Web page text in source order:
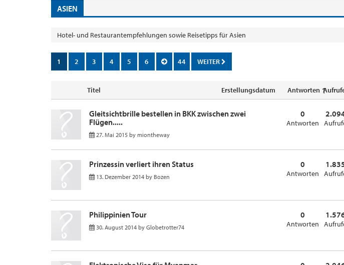
ASIEN
Hotel- und Restaurantempfehlungen sowie Reisetipps für Asien
1 2 3 4 5 6 44 WEITER
Titel Erstellungsdatum Antworten ↑
Gleitsichtbrille bestellen in BKK zwischen zwei
Flügen.....
27. Mai 2015 by miontheway
0
Antworten
Prinzessin verliert ihren Status
13. Dezember 2014 by Bozen
0
Antworten
Philippinien Tour
30. August 2014 by Globetrotter74
0
Antworten